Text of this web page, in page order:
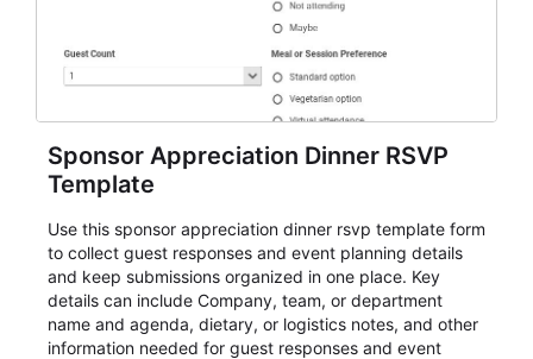
Sponsor Appreciation Dinner RSVP
Template
Use this sponsor appreciation dinner rsvp template form
to collect guest responses and event planning details
and keep submissions organized in one place. Key
details can include Company, team, or department
name and agenda, dietary, or logistics notes, and other
information needed for guest responses and event